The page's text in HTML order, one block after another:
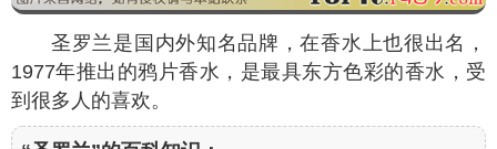
圣罗兰是国内外知名品牌，在香水上也很出名，
1977年推出的鸦片香水，是最具东方色彩的香水，受
到很多人的喜欢。